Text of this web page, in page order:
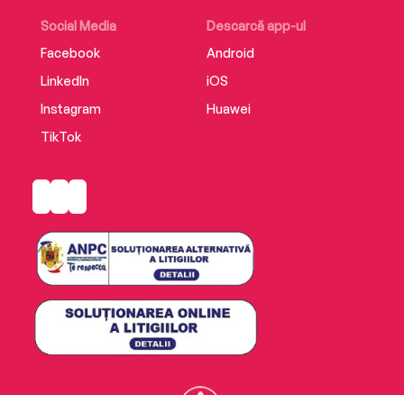
Social Media
Facebook
LinkedIn
Instagram
TikTok
Descarcă app-ul
Android
iOS
Huawei